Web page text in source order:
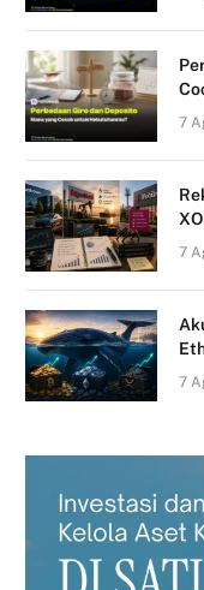
7
7
7